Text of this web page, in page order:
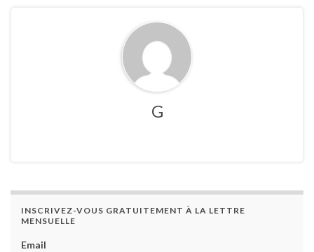
G
INSCRIVEZ-VOUS GRATUITEMENT À LA LETTRE
MENSUELLE
Email